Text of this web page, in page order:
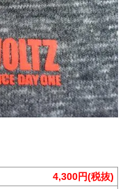
4,300円(税抜)